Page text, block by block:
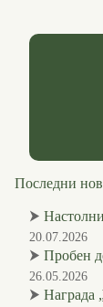
Последни
⮞
20.07.2026
⮞ Пробен
26.05.2026
⮞ Награда